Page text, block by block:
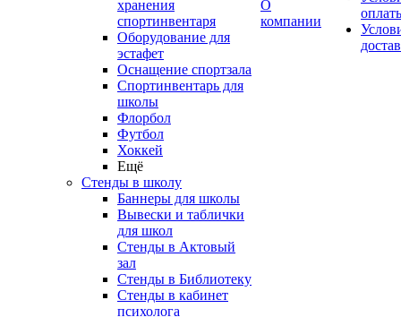
хранения
спортинвентаря
Оборудование для
эстафет
Оснащение спортзала
Спортинвентарь для
школы
Флорбол
Футбол
Хоккей
Ещё
Стенды в школу
Баннеры для школы
Вывески и таблички
для школ
Стенды в Актовый
зал
Стенды в Библиотеку
Стенды в кабинет
психолога
О
компании